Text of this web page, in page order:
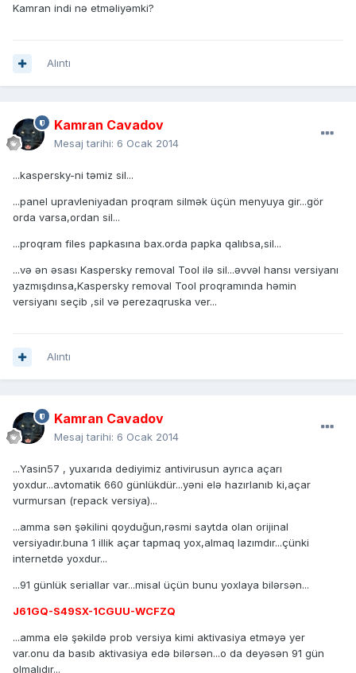
Kamran indi nə etməliyəmki?
Alıntı
Kamran Cavadov
Mesaj tarihi: 6 Ocak 2014
...kaspersky-ni təmiz sil...
...panel upravleniyadan proqram silmək üçün menyuya gir...gör
orda varsa,ordan sil...
...proqram files papkasına bax.orda papka qalıbsa,sil...
...və ən əsası Kaspersky removal Tool ilə sil...əvvəl hansı versiyanı
yazmışdınsa,Kaspersky removal Tool proqramında həmin
versiyanı seçib ,sil və perezaqruska ver...
Alıntı
Kamran Cavadov
Mesaj tarihi: 6 Ocak 2014
...Yasin57 , yuxarıda dediyimiz antivirusun ayrıca açarı
yoxdur...avtomatik 660 günlükdür...yəni elə hazırlanıb ki,açar
vurmursan (repack versiya)...
...amma sən şəkilini qoyduğun,rəsmi saytda olan orijinal
versiyadır.buna 1 illik açar tapmaq yox,almaq lazımdır...çünki
internetdə yoxdur...
...91 günlük seriallar var...misal üçün bunu yoxlaya bilərsən...
J61GQ-S49SX-1CGUU-WCFZQ
...amma elə şəkildə prob versiya kimi aktivasiya etməyə yer
var.onu da basıb aktivasiya edə bilərsən...o da deyəsən 91 gün
olmalıdır...